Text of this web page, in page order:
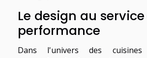
Le design au
performance
Dans l'univers des